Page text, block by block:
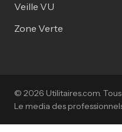
Veille VU
Zone Verte
© 2026 Utilitaires.com.
Le media des